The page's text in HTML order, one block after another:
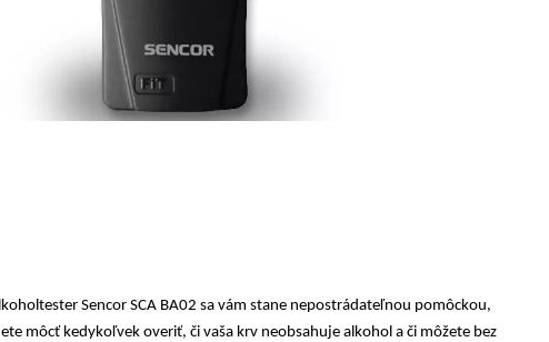
Sencor SCA BA02 sa vám stane nepostrádateľnou pomôckou,
môcť kedykoľvek overiť, či vaša krv neobsahuje alkohol a či môžete bez